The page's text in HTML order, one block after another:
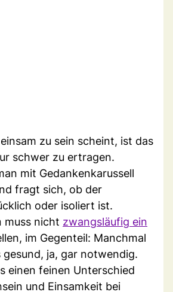
zu sein scheint, ist das
schwer zu ertragen.
mit Gedankenkarussell
fragt sich, ob der
oder isoliert ist.
muss nicht zwangsläufig ein
im Gegenteil: Manchmal
gesund, ja, gar notwendig.
einen feinen Unterschied
und Einsamkeit bei